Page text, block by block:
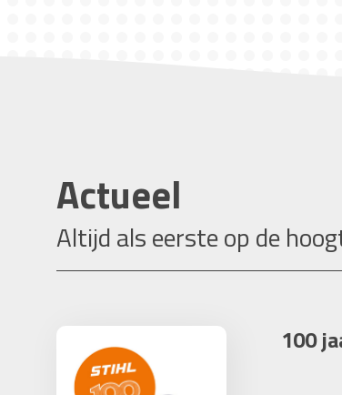
Actueel
Altijd als eerste op de
100